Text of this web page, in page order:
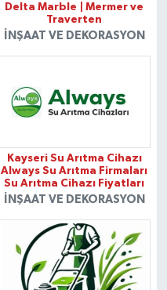
Delta Marble | Mermer ve
Traverten
İNŞAAT VE DEKORASYON
Kayseri Su Arıtma Cihazı
Always Su Arıtma Firmaları
Su Arıtma Cihazı Fiyatları
İNŞAAT VE DEKORASYON